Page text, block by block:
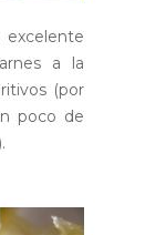
excelente
a la
(por
poco de